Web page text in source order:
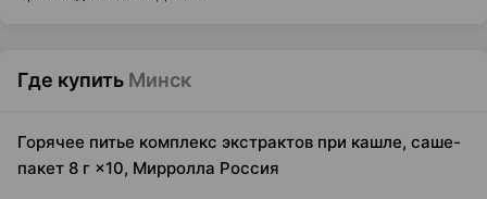
Где купить Минск
Горячее питье комплекс экстрактов при кашле, саше-
пакет 8 г ×10, Мирролла Россия